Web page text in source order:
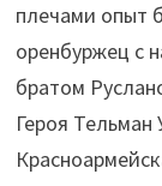
плечами опыт
оренбуржец с
братом
Героя Тельман